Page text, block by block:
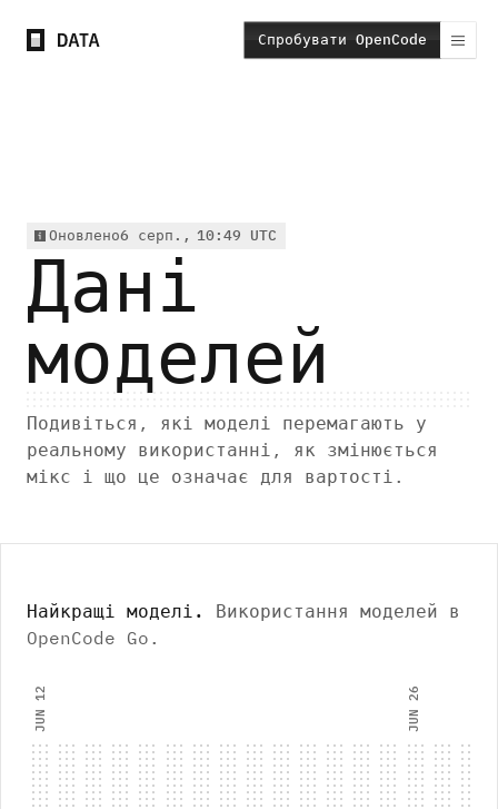
Спробувати OpenCode
Оновлено 6 серп., 10:49 UTC
Оновлено6 серп. , 10:49 UTC
Дані
моделей
Подивіться, які моделі перемагають у
реальному використанні, як змінюється
мікс і що це означає для вартості.
Найкращі моделі .
Використання моделей в
OpenCode Go.
JUN 12 JUN 26